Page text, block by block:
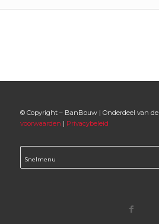
© Copyright – BanBouw | Onderdeel van de
voorwaarden | Privacybeleid